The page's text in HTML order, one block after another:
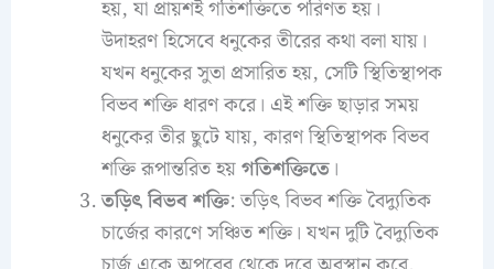
হয়, যা প্রায়শই গতিশক্তিতে পরিণত হয়।
উদাহরণ হিসেবে ধনুকের তীরের কথা বলা যায়।
যখন ধনুকের সুতা প্রসারিত হয়, সেটি স্থিতিস্থাপক
বিভব শক্তি ধারণ করে। এই শক্তি ছাড়ার সময়
ধনুকের তীর ছুটে যায়, কারণ স্থিতিস্থাপক বিভব
শক্তি রূপান্তরিত হয়গতিশক্তিতে।
তড়িৎ বিভব শক্তি: তড়িৎ বিভব শক্তি বৈদ্যুতিক
চার্জের কারণে সঞ্চিত শক্তি। যখন দুটি বৈদ্যুতিক